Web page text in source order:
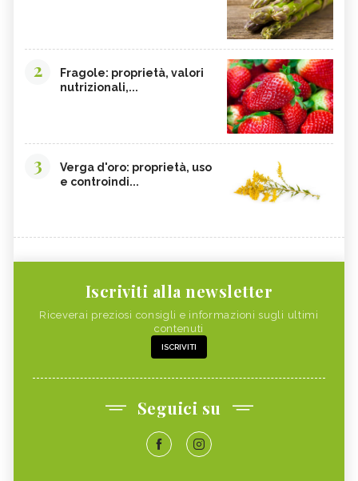
2
Fragole: proprietà, valori
nutrizionali,...
3
Verga d'oro: proprietà, uso
e controindi...
Iscriviti alla newsletter
Riceverai preziosi consigli e informazioni sugli ultimi
contenuti
ISCRIVITI
Seguici su